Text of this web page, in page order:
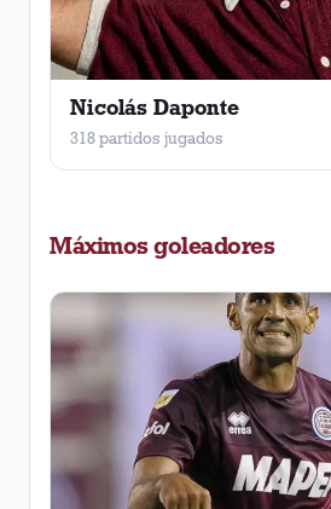
Nicolás Daponte
318 partidos jugados
Máximos goleadores